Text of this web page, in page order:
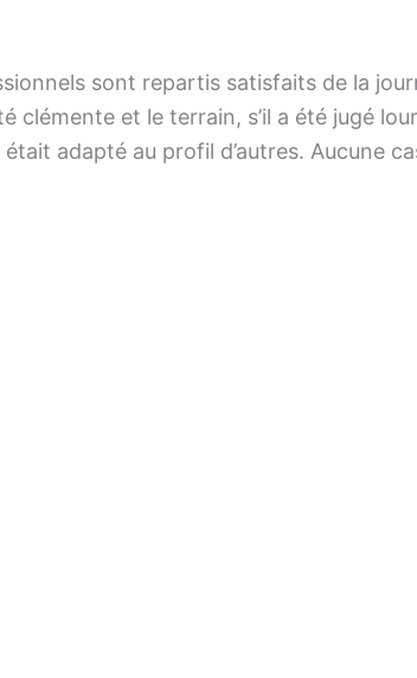
sont repartis satisfaits de la
clémente et le terrain, s’il a été jugé
adapté au profil d’autres. Aucune